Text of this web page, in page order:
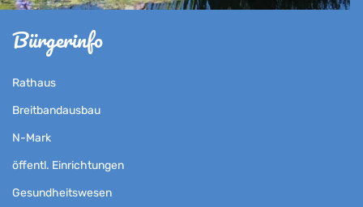
Bürgerinfo
Rathaus
Breitbandausbau
N-Mark
öffentl. Einrichtungen
Gesundheitswesen